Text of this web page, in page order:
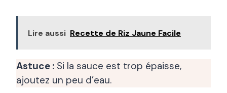
Lire aussi Recette de Riz Jaune Facile
Astuce : Si la sauce est trop épaisse,
ajoutez un peu d’eau.